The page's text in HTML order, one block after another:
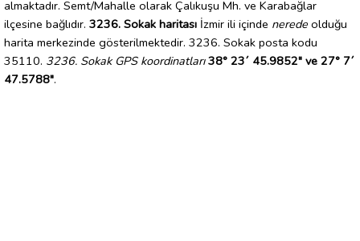
almaktadır. Semt/Mahalle olarak Çalıkuşu Mh. ve Karabağlar
ilçesine bağlıdır. 3236. Sokak haritası İzmir ili içinde nerede olduğu
harita merkezinde gösterilmektedir. 3236. Sokak posta kodu
35110. 3236. Sokak GPS koordinatları 38° 23´ 45.9852" ve 27° 7´
47.5788".